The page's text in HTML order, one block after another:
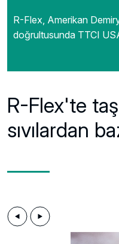
R-Flex, Amerikan
doğrultusunda TTCI
R-Flex'te
sıvılardan
Previous